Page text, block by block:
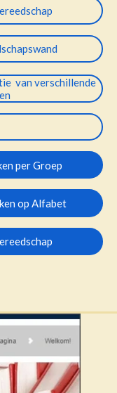
van verschillende
per Groep
op Alfabet